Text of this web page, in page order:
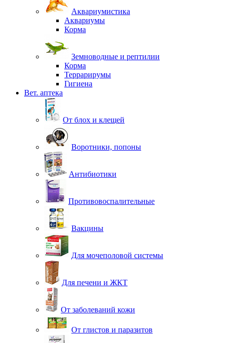
Аквариумистика
Аквариумы
Корма
Земноводные и рептилии
Корма
Террарирумы
Гигиена
Вет. аптека
От блох и клещей
Воротники, попоны
Антибиотики
Противовоспалительные
Вакцины
Для мочеполовой системы
Для печени и ЖКТ
От заболеваний кожи
От глистов и паразитов